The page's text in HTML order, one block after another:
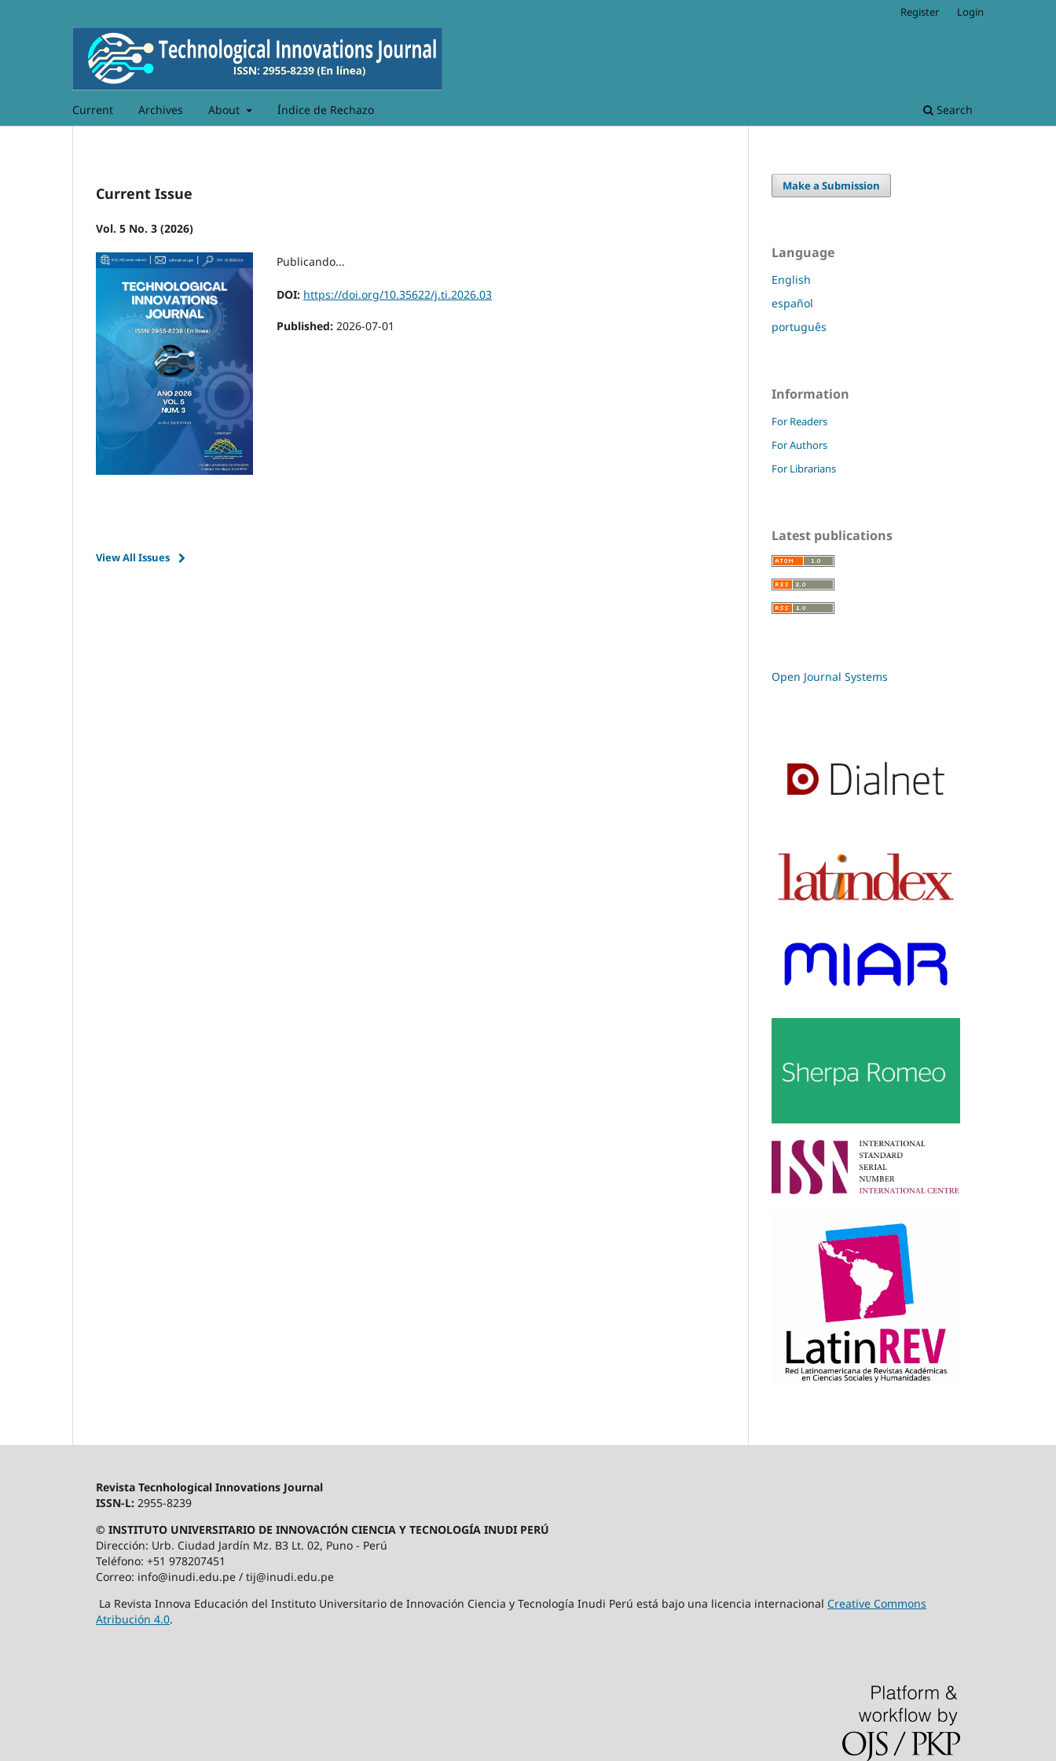
Current Archives About Índice de Rechazo Search
Register Login
Current Issue
Vol. 5 No. 3 (2026)
Publicando...
DOI: https://doi.org/10.35622/j.ti.2026.03
Published: 2026-07-01
View All Issues
Make a Submission
Language
English
español
português
Information
For Readers
For Authors
For Librarians
Latest publications
Open Journal Systems
Revista Tecnhological Innovations Journal
ISSN-L: 2955-8239
© INSTITUTO UNIVERSITARIO DE INNOVACIÓN CIENCIA Y TECNOLOGÍA INUDI PERÚ
Dirección: Urb. Ciudad Jardín Mz. B3 Lt. 02, Puno - Perú
Teléfono: +51 978207451
Correo: info@inudi.edu.pe / tij@inudi.edu.pe
La Revista Innova Educación del Instituto Universitario de Innovación Ciencia y Tecnología Inudi Perú está bajo una licencia internacional Creative Commons
Atribución 4.0.